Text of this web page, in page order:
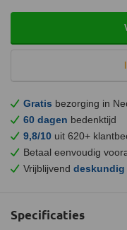
Gratis bezorging in
60 dagen bedenktijd
9,8/10 uit 620+
Betaal eenvoudig
Vrijblijvend deskundig
Specificaties